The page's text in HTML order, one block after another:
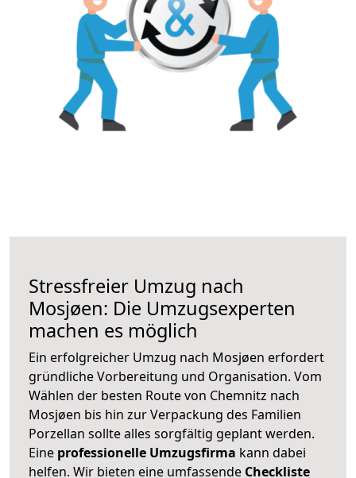
Stressfreier Umzug nach
Mosjøen: Die Umzugsexperten
machen es möglich
Ein erfolgreicher Umzug nach Mosjøen erfordert
gründliche Vorbereitung und Organisation. Vom
Wählen der besten Route von Chemnitz nach
Mosjøen bis hin zur Verpackung des Familien
Porzellan sollte alles sorgfältig geplant werden.
Eine professionelle Umzugsfirma kann dabei
helfen. Wir bieten eine umfassende Checkliste